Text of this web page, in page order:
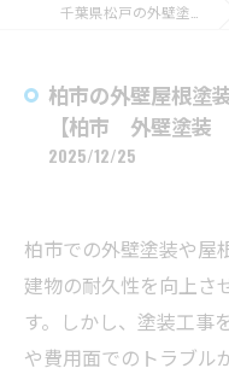
柏市の外壁屋根塗
【柏市 外壁塗装
2025/12/25
柏市での外壁塗装や屋
建物の耐久性を向上さ
す。しかし、塗装工事
や費用面でのトラブル